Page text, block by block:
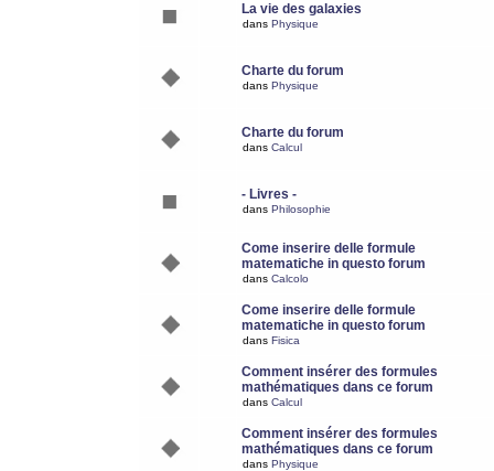
La vie des galaxies
dans Physique
Charte du forum
dans Physique
Charte du forum
dans Calcul
- Livres -
dans Philosophie
Come inserire delle formule
matematiche in questo forum
dans Calcolo
Come inserire delle formule
matematiche in questo forum
dans Fisica
Comment insérer des formules
mathématiques dans ce forum
dans Calcul
Comment insérer des formules
mathématiques dans ce forum
dans Physique